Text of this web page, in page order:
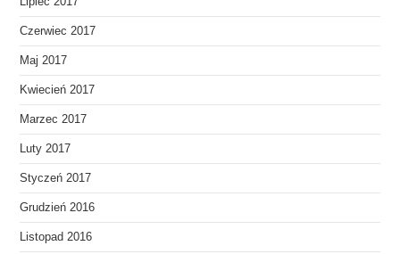
Czerwiec 2017
Maj 2017
Kwiecień 2017
Marzec 2017
Luty 2017
Styczeń 2017
Grudzień 2016
Listopad 2016